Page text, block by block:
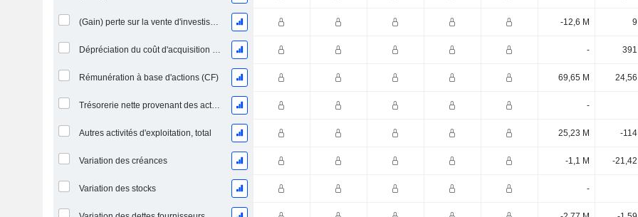
(Gain) perte sur la vente d'investissements - (CF) -12,6 M 9
Dépréciation du coût d'acquisition d'actifs et dépenses de restructuration - 391
Rémunération à base d'actions (CF) 69,65 M 24,56
Trésorerie nette provenant des activités abandonnées -
Autres activités d'exploitation, total 25,23 M -114
Variation des créances -1,1 M -21,42
Variation des stocks -